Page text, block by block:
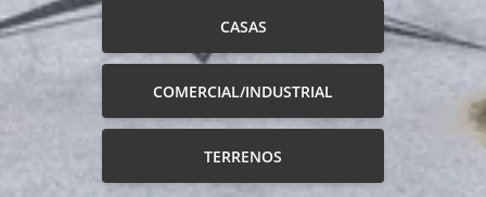
CASAS
COMERCIAL/INDUSTRIAL
TERRENOS